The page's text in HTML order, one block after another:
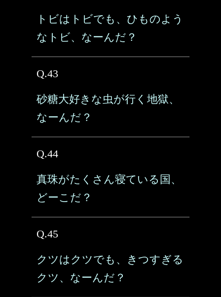
トビはトビでも、ひものよう
なトビ、なーんだ？
Q.43
砂糖大好きな虫が行く地獄、
なーんだ？
Q.44
真珠がたくさん寝ている国、
どーこだ？
Q.45
クツはクツでも、きつすぎる
クツ、なーんだ？